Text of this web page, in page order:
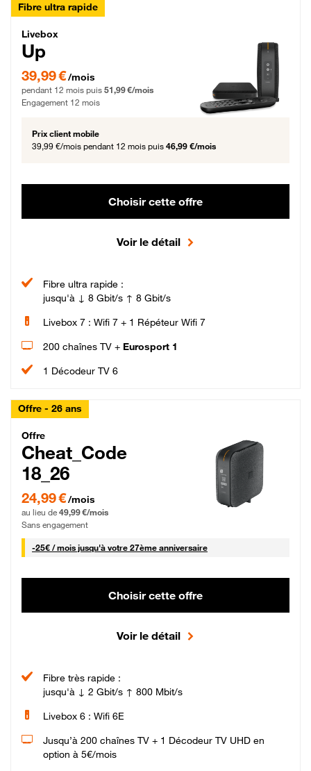
Fibre ultra rapide
Livebox Up Fibre
Livebox
Up
39,99 € par mois pendant 12 mois puis 51,99 € par mois, Engagement 12 mois
39,99 €/mois
pendant 12 mois puis 51,99 €/mois
Engagement 12 mois
Prix client mobile
39,99 €/mois pendant 12 mois puis 46,99 €/mois
Choisir cette offre
Voir le détail
Fibre ultra rapide :
jusqu'à ↓ 8 Gbit/s ↑ 8 Gbit/s
Livebox 7 : Wifi 7 + 1 Répéteur Wifi 7
200 chaînes TV + Eurosport 1
1 Décodeur TV 6
Offre - 26 ans
Cheat_Code Fibre_18_26
Offre
Cheat_Code
18_26
24,99 € par mois pendant 0 mois puis 49,99 € par mois, Sans engagement
24,99 €/mois
au lieu de 49,99 €/mois
Sans engagement
-25€ / mois25 € par mois
jusqu'à votre 27ème anniversaire
Choisir cette offre
Voir le détail
Fibre très rapide :
jusqu'à ↓ 2 Gbit/s ↑ 800 Mbit/s
Livebox 6 : Wifi 6E
Jusqu’à 200 chaînes TV + 1 Décodeur TV UHD en
option à 5€/mois